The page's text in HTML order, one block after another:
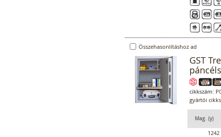
Összehasonlításhoz ad
GST
cikkszám:
gyártói
Mag. (y)
1242